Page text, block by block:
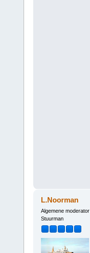
L.Noorman
Algemene moderator
Stuurman